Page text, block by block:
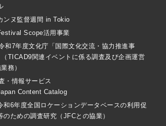
ンヌ監督週間 in Tokio
Scope活用事業
和7年度文化庁「国際文化交流・協力推進事
TICAD9関連イベントに係る調査及び企画運営
務）
・情報サービス
Content Catalog
和6年度全国ロケーションデータベースの利用促
のための調査研究（JFCとの協業）